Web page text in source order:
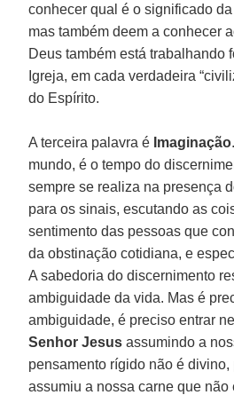
conhecer qual é o significado da
mas também deem a conhecer
Deus também está trabalhando
Igreja, em cada verdadeira
do Espírito.
A terceira palavra é Imaginação
mundo, é o tempo do
sempre se realiza na presença
para os sinais, escutando as
sentimento das pessoas que
da obstinação cotidiana, e
A sabedoria do discernimento
ambiguidade da vida. Mas é
ambiguidade, é preciso entrar
Senhor Jesus assumindo a
pensamento rígido não é divino,
assumiu a nossa carne que não